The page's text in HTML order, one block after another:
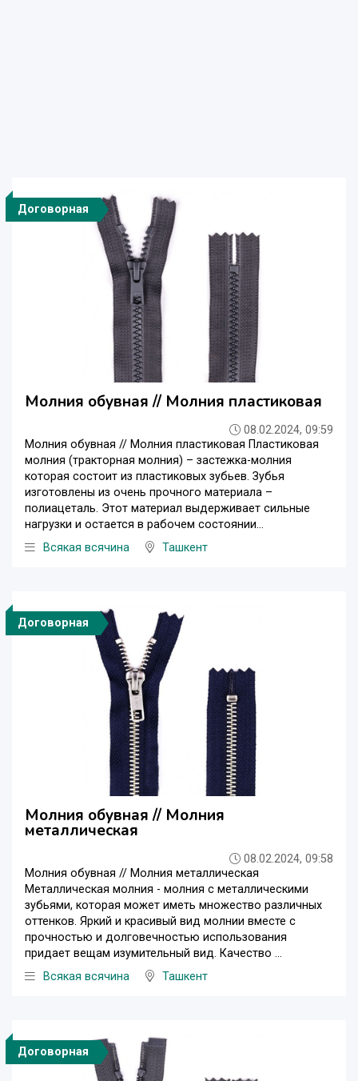
Договорная
Молния обувная // Молния пластиковая
08.02.2024, 09:59
Молния обувная // Молния пластиковая Пластиковая
молния (тракторная молния) – застежка-молния
которая состоит из пластиковых зубьев. Зубья
изготовлены из очень прочного материала –
полиацеталь. Этот материал выдерживает сильные
нагрузки и остается в рабочем состоянии...
Всякая всячина
Ташкент
Договорная
Молния обувная // Молния
металлическая
08.02.2024, 09:58
Молния обувная // Молния металлическая
Металлическая молния - молния с металлическими
зубьями, которая может иметь множество различных
оттенков. Яркий и красивый вид молнии вместе с
прочностью и долговечностью использования
придает вещам изумительный вид. Качество ...
Всякая всячина
Ташкент
Договорная